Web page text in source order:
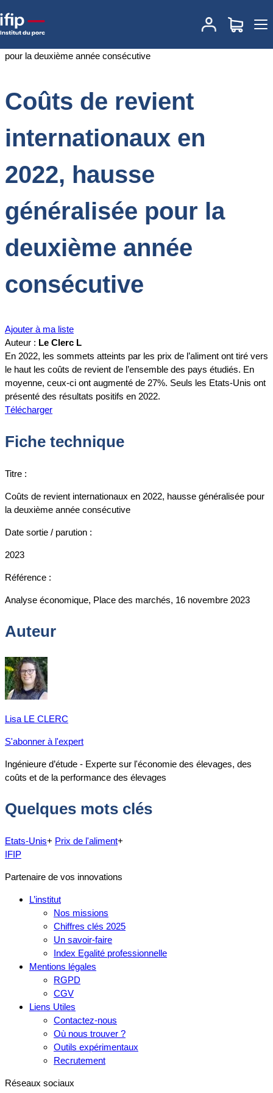
Accueil
Coûts de revient internationaux en 2022,
hausse généralisée pour la deuxième année consécutive
Coûts de revient
internationaux en
2022, hausse
généralisée pour la
deuxième année
consécutive
Ajouter à ma liste
Auteur : Le Clerc L
En 2022, les sommets atteints par les prix de l’aliment ont tiré vers
le haut les coûts de revient de l’ensemble des pays étudiés. En
moyenne, ceux-ci ont augmenté de 27%. Seuls les Etats-Unis ont
présenté des résultats positifs en 2022.
Télécharger
Fiche technique
Titre :
Coûts de revient internationaux en 2022, hausse généralisée pour
la deuxième année consécutive
Date sortie / parution :
2023
Référence :
Analyse économique, Place des marchés, 16 novembre 2023
Auteur
Lisa LE CLERC
S'abonner à l'expert
Ingénieure d’étude - Experte sur l'économie des élevages, des
coûts et de la performance des élevages
Quelques mots clés
Etats-Unis+ Prix de l'aliment+
IFIP
Partenaire de vos innovations
L’institut
Nos missions
Chiffres clés 2025
Un savoir-faire
Index Egalité professionnelle
Mentions légales
RGPD
CGV
Liens Utiles
Contactez-nous
Où nous trouver ?
Outils expérimentaux
Recrutement
Réseaux sociaux